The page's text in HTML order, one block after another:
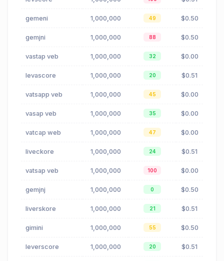
gemeni 1,000,000 49 $0.50
gemjni 1,000,000 88 $0.50
vastap veb 1,000,000 32 $0.00
levascore 1,000,000 20 $0.51
vatsapp veb 1,000,000 45 $0.00
vasap veb 1,000,000 35 $0.00
vatcap web 1,000,000 47 $0.00
liveckore 1,000,000 24 $0.51
vatsap veb 1,000,000 100 $0.00
gemjnj 1,000,000 0 $0.50
liverskore 1,000,000 21 $0.51
gimini 1,000,000 55 $0.50
leverscore 1,000,000 20 $0.51